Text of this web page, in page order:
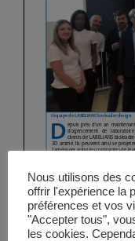
Annonceurs
Nous utilisons des
offrir l'expérience la
préférences et vos
"Accepter tous",
les cookies.